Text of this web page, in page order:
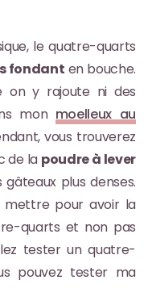
le quatre-quarts
fondant en bouche.
y rajoute ni des
mon moelleux au
vous trouverez
de la poudre à lever
plus denses.
mettre pour avoir la
quarts et non pas
tester un quatre-
pouvez tester ma